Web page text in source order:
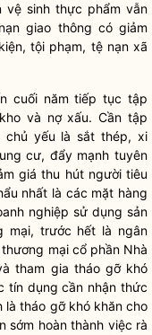
sinh thực phẩm vẫn
giao thông có giảm
tội phạm, tệ nạn xã
cuối năm tiếp tục tập
và nợ xấu. Cần tập
yếu là sắt thép, xi
cư, đẩy mạnh tuyên
giá thu hút người tiêu
nhất là các mặt hàng
nghiệp sử dụng sản
mại, trước hết là ngân
mại cổ phần Nhà
tham gia tháo gỡ khó
tín dụng cần nhận thức
là tháo gỡ khó khăn cho
sớm hoàn thành việc rà